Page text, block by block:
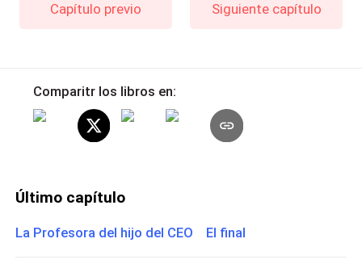
Capítulo previo Siguiente capítulo
Comparitr los libros en:
Último capítulo
La Profesora del hijo del CEO El final